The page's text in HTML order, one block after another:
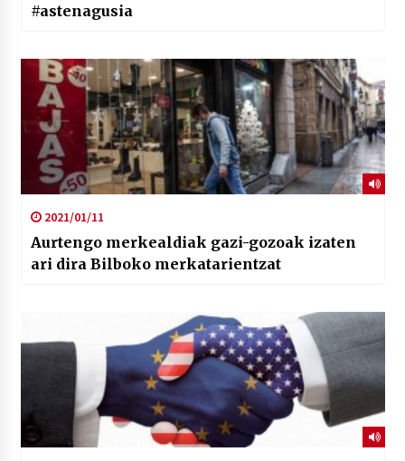
#astenagusia
2021/01/11
Aurtengo merkealdiak gazi-gozoak izaten
ari dira Bilboko merkatarientzat